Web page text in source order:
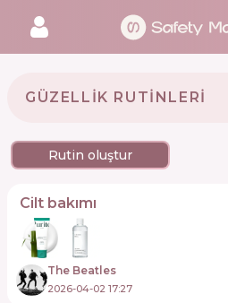
GÜZELLIK RUTINLERI
Rutin oluştur
Cilt bakımı
The Beatles
2026-04-02 17:27